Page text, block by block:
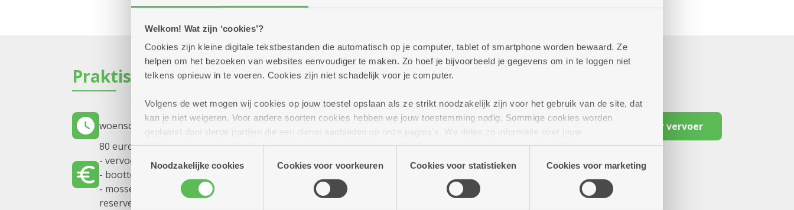
Welkom! Wat zijn ‘cookies’?
Cookies zijn kleine digitale tekstbestanden die automatisch op je computer, tablet of smartphone worden bewaard. Ze
helpen om het bezoeken van websites eenvoudiger te maken. Zo hoef je bijvoorbeeld je gegevens om in te loggen niet
telkens opnieuw in te voeren. Cookies zijn niet schadelijk voor je computer.
Volgens de wet mogen wij cookies op jouw toestel opslaan als ze strikt noodzakelijk zijn voor het gebruik van de site, dat
kan je niet weigeren. Voor andere soorten cookies hebben we jouw toestemming nodig. Sommige cookies worden
geplaatst door derde partijen die een dienst aanbieden op onze pagina's. We delen zo informatie over jouw
(geanonimiseerd) gebruik van onze site voor social media, advertenties en analyse. Deze partners kunnen deze gegevens
combineren met andere informatie die je aan hen verstrekte.
Toestemmingsselectie
Noodzakelijke cookies
Cookies voor voorkeuren Cookies voor statistieken Cookies voor marketing
Praktisch
woensdag 26 augustus 2026
09.00 uur tot 18.00 uur
80 euro inbegrepen :
- vervoer
- boottocht met gids
- mossel- of steakmenu
reserveer snel - VOL = VOL
Reserveer vervoer